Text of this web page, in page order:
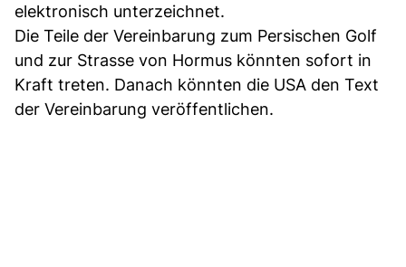
elektronisch unterzeichnet.
Die Teile der Vereinbarung zum Persischen Golf
und zur Strasse von Hormus könnten sofort in
Kraft treten. Danach könnten die USA den Text
der Vereinbarung veröffentlichen.